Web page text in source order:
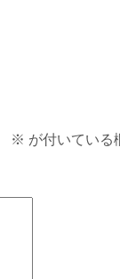
※ が付いている